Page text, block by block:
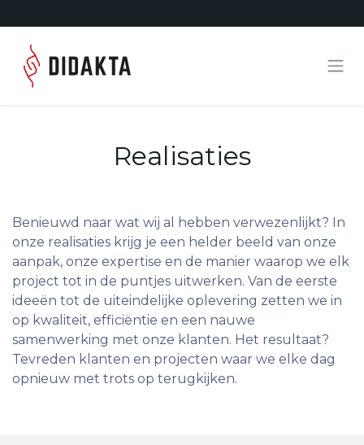
Realisaties
Benieuwd naar wat wij al hebben verwezenlijkt? In
onze realisaties krijg je een helder beeld van onze
aanpak, onze expertise en de manier waarop we elk
project tot in de puntjes uitwerken. Van de eerste
ideeën tot de uiteindelijke oplevering zetten we in
op kwaliteit, efficiëntie en een nauwe
samenwerking met onze klanten. Het resultaat?
Tevreden klanten en projecten waar we elke dag
opnieuw met trots op terugkijken.